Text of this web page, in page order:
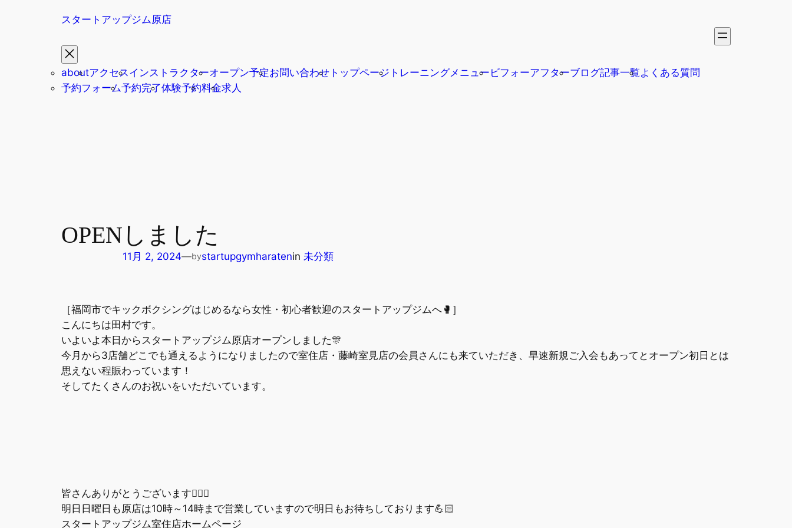
スタートアップジム原店
aboutアクセスインストラクターオープン予定お問い合わせ トップページ トレーニングメニュー ビフォーアフターブログ記事一覧よくある質問
予約フォーム予約完了体験予約料金求人
OPENしました
11月 2, 2024—bystartupgymharatenin 未分類
［福岡市でキックボクシングはじめるなら女性・初心者歓迎のスタートアップジムへ🥊］
こんにちは田村です。
いよいよ本日からスタートアップジム原店オープンしました🎊
今月から3店舗どこでも通えるようになりましたので室住店・藤崎室見店の会員さんにも来ていただき、早速新規ご入会もあってとオープン初日とは
思えない程賑わっています！
そしてたくさんのお祝いをいただいています。
皆さんありがとうございます🙇🏻‍♂️
明日日曜日も原店は10時～14時まで営業していますので明日もお待ちしております💪🏻
スタートアップジム室住店ホームページ